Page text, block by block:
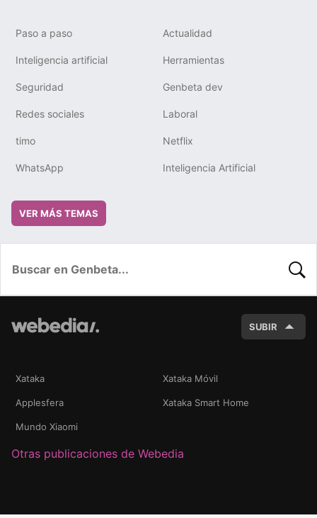
Paso a paso Actualidad
Inteligencia artificial Herramientas
Seguridad Genbeta dev
Redes sociales Laboral
timo Netflix
WhatsApp Inteligencia Artificial
VER MÁS TEMAS
SUBIR
Xataka Xataka Móvil
Applesfera Xataka Smart Home
Mundo Xiaomi
Otras publicaciones de Webedia